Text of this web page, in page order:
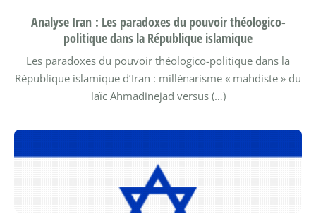
Analyse Iran : Les paradoxes du pouvoir théologico-
politique dans la République islamique
Les paradoxes du pouvoir théologico-politique dans la
République islamique d’Iran : millénarisme « mahdiste » du
laïc Ahmadinejad versus (…)